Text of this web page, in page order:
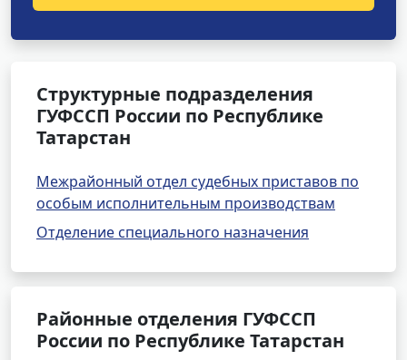
Структурные подразделения
ГУФССП России по Республике
Татарстан
Межрайонный отдел судебных приставов по
особым исполнительным производствам
Отделение специального назначения
Районные отделения ГУФССП
России по Республике Татарстан